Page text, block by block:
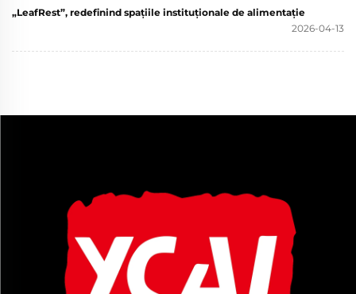
„LeafRest”, redefinind spațiile instituționale de alimentație
2026-04-13